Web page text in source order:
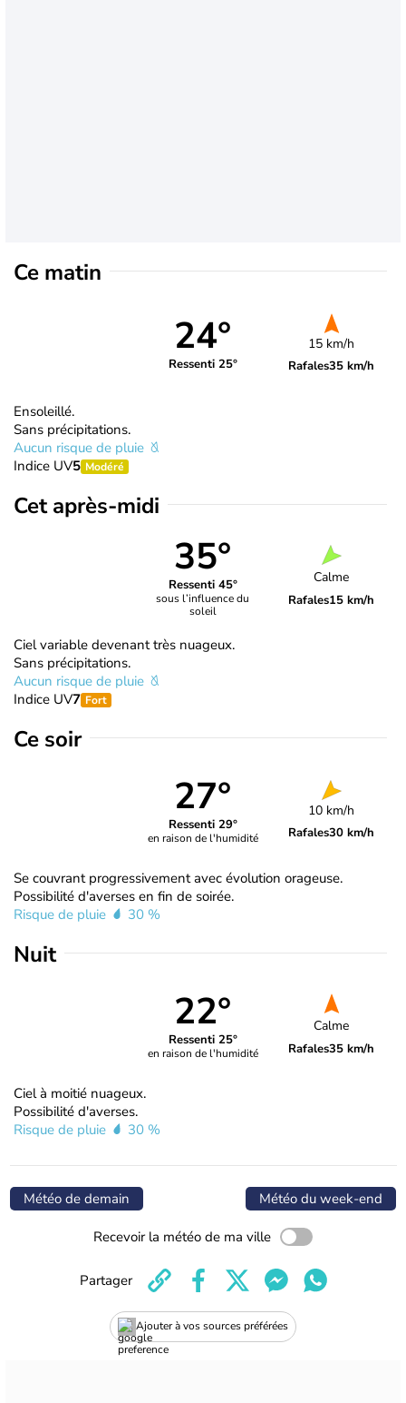
Ce matin
24°
Ressenti 25°
15 km/h
Rafales35 km/h
Ensoleillé.
Sans précipitations.
Aucun risque de pluie
Indice UV5 Modéré
Cet après-midi
35°
Ressenti 45°
sous l’influence du
soleil
Calme
Rafales15 km/h
Ciel variable devenant très nuageux.
Sans précipitations.
Aucun risque de pluie
Indice UV7 Fort
Ce soir
27°
Ressenti 29°
en raison de l'humidité
10 km/h
Rafales30 km/h
Se couvrant progressivement avec évolution orageuse.
Possibilité d'averses en fin de soirée.
Risque de pluie
30 %
Nuit
22°
Ressenti 25°
en raison de l'humidité
Calme
Rafales35 km/h
Ciel à moitié nuageux.
Possibilité d'averses.
Risque de pluie
30 %
Météo de demain Météo du week-end
Recevoir la météo de ma ville
Ajouter à vos sources préférées
Partager